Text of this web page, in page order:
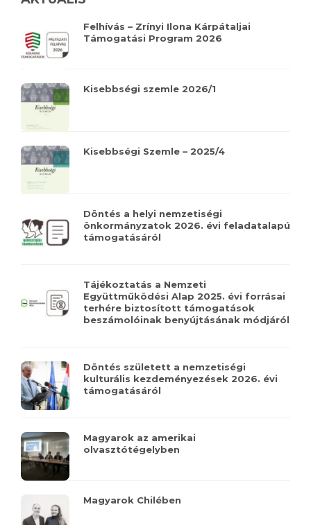
Felhívás – Zrínyi Ilona Kárpátaljai
Támogatási Program 2026
Kisebbségi szemle 2026/1
Kisebbségi Szemle – 2025/4
Döntés a helyi nemzetiségi
önkormányzatok 2026. évi feladatalapú
támogatásáról
Tájékoztatás a Nemzeti
Együttműködési Alap 2025. évi forrásai
terhére biztosított támogatások
beszámolóinak benyújtásának módjáról
Döntés született a nemzetiségi
kulturális kezdeményezések 2026. évi
támogatásáról
Magyarok az amerikai
olvasztótégelyben
Magyarok Chilében